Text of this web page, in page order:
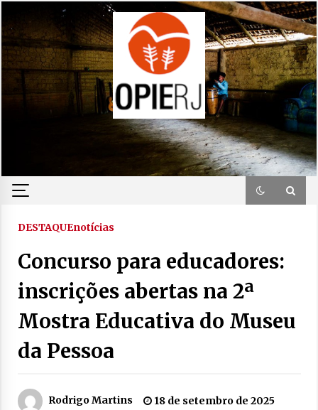
to
content
DESTAQUEnotícias
Concurso para educadores:
inscrições abertas na 2ª
Mostra Educativa do Museu
da Pessoa
Rodrigo Martins 18 de setembro de 2025